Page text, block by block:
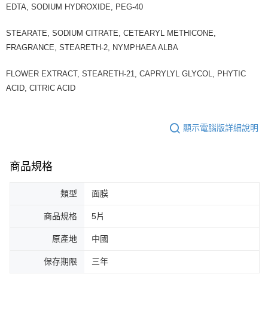
EDTA, SODIUM HYDROXIDE, PEG-40
STEARATE, SODIUM CITRATE, CETEARYL METHICONE,
FRAGRANCE, STEARETH-2, NYMPHAEA ALBA
FLOWER EXTRACT, STEARETH-21, CAPRYLYL GLYCOL, PHYTIC
ACID, CITRIC ACID
顯示電腦版詳細說明
商品規格
類型 面膜
商品規格 5片
原產地 中國
保存期限 三年